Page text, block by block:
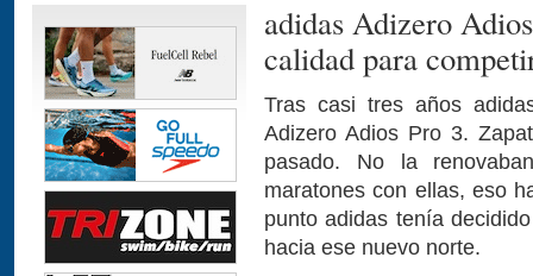
adidas Adizero
calidad para
Tras casi tres años
Adizero Adios Pro 3.
pasado. No la
maratones con ellas, eso
punto adidas tenía
hacia ese nuevo norte.